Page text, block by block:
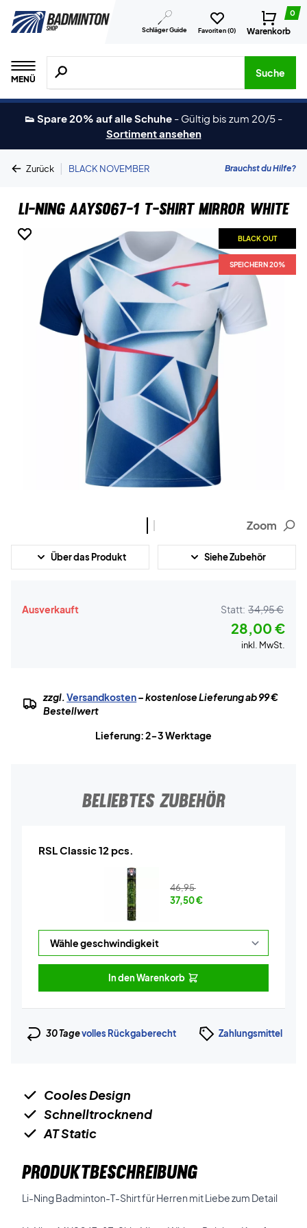
Schläger Guide Favoriten (0)
0
Warenkorb
MENÜ
Suche nach Produkten, Marken usw.
Suche
👟 Spare 20% auf alle Schuhe - Gültig bis zum 20/5 -
Sortiment ansehen
Zurück | BLACK NOVEMBER Brauchst du Hilfe?
Li-Ning AAYS067-1 T-Shirt Mirror White
BLACK OUT
SPEICHERN 20%
BLACK OUT
SPEICHERN 20%
Zoom
Über das Produkt Siehe Zubehör
Ausverkauft Statt: 34,95 €
28,00 €
inkl. MwSt.
zzgl.Versandkosten– kostenlose Lieferung ab 99 €
Bestellwert
Lieferung: 2-3 Werktage
BELIEBTES ZUBEHÖR
RSL Classic 12 pcs.
46,95
37,50€
In den Warenkorb
30 Tagevolles Rückgaberecht Zahlungsmittel
Cooles Design
Schnelltrocknend
AT Static
PRODUKTBESCHREIBUNG
Li-Ning Badminton-T-Shirt für Herren mit Liebe zum Detail